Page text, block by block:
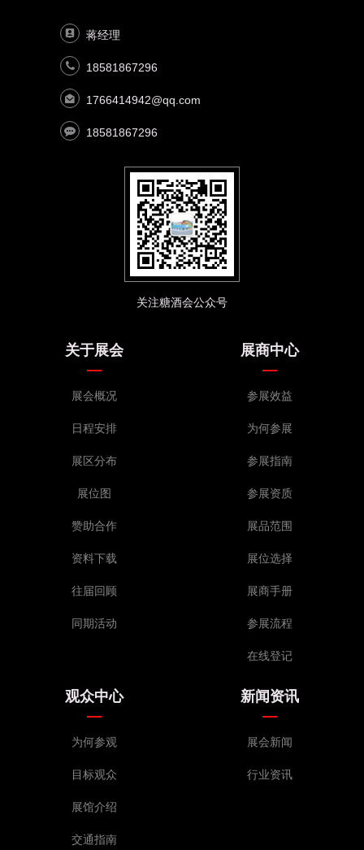
蒋经理
18581867296
1766414942@qq.com
18581867296
关注糖酒会公众号
关于展会
展会概况
日程安排
展区分布
展位图
赞助合作
资料下载
往届回顾
同期活动
展商中心
参展效益
为何参展
参展指南
参展资质
展品范围
展位选择
展商手册
参展流程
在线登记
观众中心
为何参观
目标观众
展馆介绍
交通指南
新闻资讯
展会新闻
行业资讯